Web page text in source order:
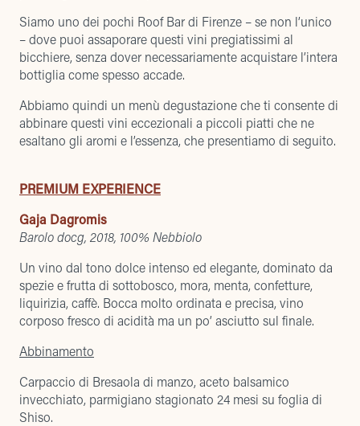
Siamo uno dei pochi Roof Bar di Firenze – se non l’unico
– dove puoi assaporare questi vini pregiatissimi al
bicchiere, senza dover necessariamente acquistare l’intera
bottiglia come spesso accade.
Abbiamo quindi un menù degustazione che ti consente di
abbinare questi vini eccezionali a piccoli piatti che ne
esaltano gli aromi e l’essenza, che presentiamo di seguito.
PREMIUM EXPERIENCE
Gaja Dagromis
Barolo docg, 2018, 100% Nebbiolo
Un vino dal tono dolce intenso ed elegante, dominato da
spezie e frutta di sottobosco, mora, menta, confetture,
liquirizia, caffè. Bocca molto ordinata e precisa, vino
corposo fresco di acidità ma un po’ asciutto sul finale.
Abbinamento
Carpaccio di Bresaola di manzo, aceto balsamico
invecchiato, parmigiano stagionato 24 mesi su foglia di
Shiso.